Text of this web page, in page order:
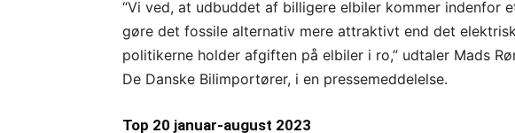
“Vi ved, at udbuddet af billigere elbiler kommer indenfor
gøre det fossile alternativ mere attraktivt end det
politikerne holder afgiften på elbiler i ro,” udtaler Mads
De Danske Bilimportører, i en pressemeddelelse.
Top 20 januar-august 2023